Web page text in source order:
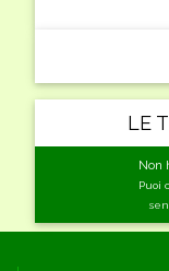
LE
Non
Puoi